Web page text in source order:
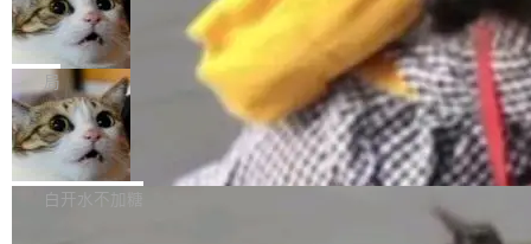
意味着一个无人看管的 AI 程序，在近半年时间
里日夜不停地"烧钱"。 复盘显示，...
而美国模型厂商在"闭门造车"。他的原话是 "buil
ding in silos"——各自为战，互不通气。 这个判
断从他嘴里说出来分量不同。Hugging Face 是
全球最大的开源 AI 平台，上面跑着上百万个模
型。谁在开源赛道上领先，...
序给别人用。偶尔有人自己写个博客系统、智能
家居控制、家庭实验室，都算稀奇事。 Crawsh
aw 是 Shelley 的作者，一个开源 AI coding age
nt。他最近在博客上写了一篇文章，核心论点很
简单：开发者工具必须开源。 理由不是传统的自
由软件情怀，而是一个跟 AI agent 直接相关的
技术判断。 两行 prompt 就能个性化任何软件 C
DeepSeek Harness 宣布内测邀请，全
网最大规模开源 Agent 路演现场诞生
一条内测招募帖，发出去的时候大概没人想到它
会变成一场开源 Agent 生态的路演。 8月1日，
DeepSeek Harness 团队负责人崔添翼（tiany
i）在 X 上发帖： 「如果你是 Agent Harness 相
关开源项目的开发者，希望参加 DeepSeek Har
ness 的内测，可以回复或私信联系我。请附上
局
商汤 SenseNova U1.5-Lite-Preview
开源
商汤科技宣布面向社区开源轻量级统一多模态模
型的预览版本 SenseNova U1.5-Lite-Preview。
白开水不加糖